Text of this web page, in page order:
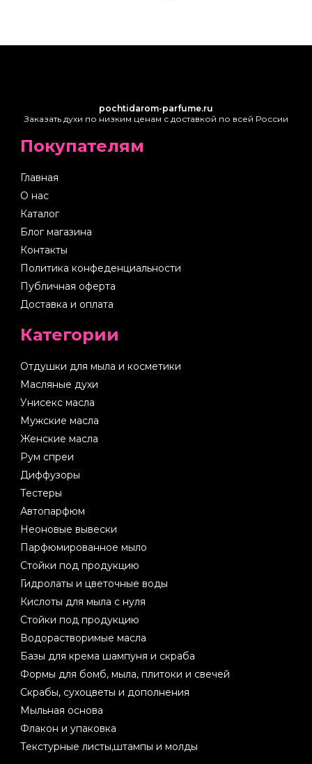
pochtidarom-parfume.ru
Заказать духи по низким ценам с доставкой по всей России
Покупателям
Главная
О нас
Каталог
Блог магазина
Контакты
Политика конфеденциальности
Публичная оферта
Доставка и оплата
Категории
Отдушки для мыла и косметики
Масляные духи
Унисекс масла
Мужские масла
Женские масла
Рум спреи
Диффузоры
Тестеры
Автопарфюм
Неоновые вывески
Парфюмированное мыло
Стойки под продукцию
Гидролаты и цветочные воды
Кислоты для мыла с нуля
Стойки под продукцию
Водорастворимые масла
Базы для крема шампуня и скраба
Формы для бомб, мыла, плитоки и свечей
Скрабы, сухоцветы и дополнения
Мыльная основа
Флакон и упаковка
Текстурные листы,штампы и молды